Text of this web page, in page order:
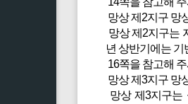
망상 제2지구 망
망상 제2지구는
년 상반기에는
16쪽을 참고해
망상 제3지구 망
망상 제3지구는